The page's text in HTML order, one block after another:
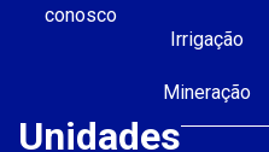
conosco
Irrigação
Mineração
Unidades